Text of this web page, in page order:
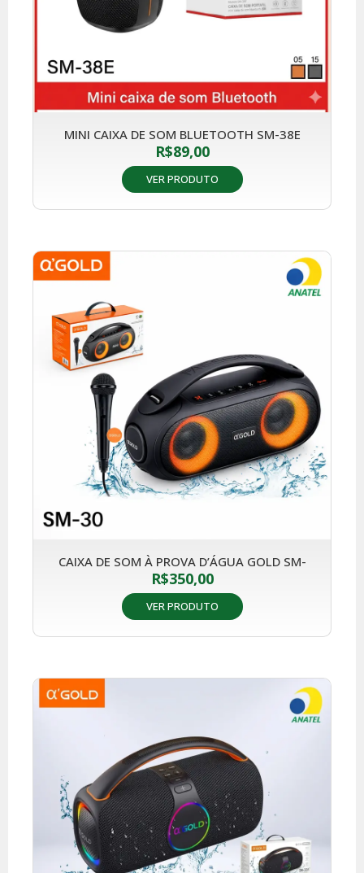
MINI CAIXA DE SOM BLUETOOTH SM-38E
R$89,00
VER PRODUTO
CAIXA DE SOM À PROVA D’ÁGUA GOLD SM-
R$350,00
VER PRODUTO